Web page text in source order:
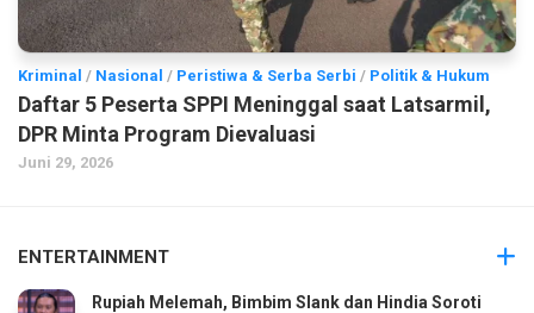
Kriminal / Nasional / Peristiwa & Serba Serbi / Politik & Hukum
Daftar 5 Peserta SPPI Meninggal saat Latsarmil,
DPR Minta Program Dievaluasi
Juni 29, 2026
ENTERTAINMENT
Rupiah Melemah, Bimbim Slank dan Hindia Soroti